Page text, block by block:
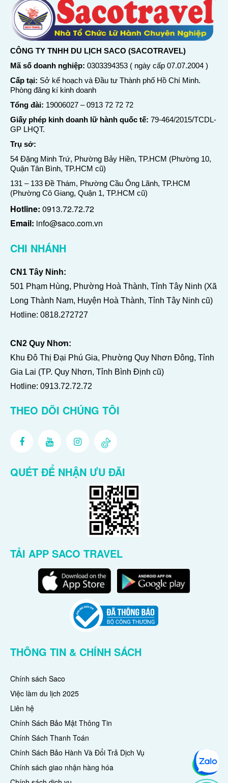
CÔNG TY TNHH DU LỊCH SACO (SACOTRAVEL)
Mã số doanh nghiệp: 0303394353 ( ngày cấp 07.07.2004 )
Cấp tại: Sở kế hoạch và Đầu tư Thành phố Hồ Chí Minh.
Phòng đăng kí kinh doanh
Tổng đài: 19006027 –0913 72 72 72
Giấy phép kinh doanh lữ hành quốc tế: 79-464/2015/TCDL-
GP LHQT.
Trụ sở:
54 Đặng Minh Trứ, Phường Bảy Hiền, TP.HCM (Phường 10,
Quận Tân Bình, TP.HCM cũ)
131 – 133 Đề Thám, Phường Cầu Ông Lãnh, TP.HCM
(Phường Cô Giang, Quận 1, TP.HCM cũ)
Hotline: 0913.72.72.72
Email: info@saco.com.vn
CHI NHÁNH
CN1 Tây Ninh:
501 Phạm Hùng, Phường Hoà Thành, Tỉnh Tây Ninh (Xã
Long Thành Nam, Huyện Hoà Thành, Tỉnh Tây Ninh cũ)
Hotline: 0818.272727
CN2 Quy Nhơn:
Khu Đô Thị Đại Phú Gia, Phường Quy Nhơn Đông, Tỉnh
Gia Lai (TP. Quy Nhơn, Tỉnh Bình Định cũ)
Hotline: 0913.72.72.72
THEO DÕI CHÚNG TÔI
QUÉT ĐỂ NHẬN ƯU ĐÃI
TẢI APP SACO TRAVEL
THÔNG TIN & CHÍNH SÁCH
Chính sách Saco
Việc làm du lịch 2025
Liên hệ
Chính Sách Bảo Mật Thông Tin
Chính Sách Thanh Toán
Chính Sách Bảo Hành Và Đổi Trả Dịch Vụ
Chính sách giao nhận hàng hóa